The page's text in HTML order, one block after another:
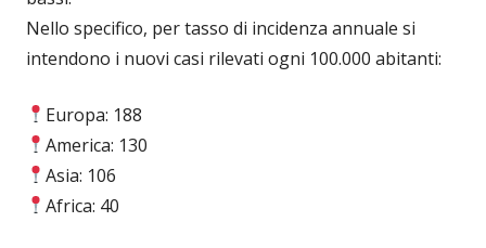
Nello specifico, per tasso di incidenza annuale si
intendono i nuovi casi rilevati ogni 100.000 abitanti:
Europa: 188
America: 130
Asia: 106
Africa: 40